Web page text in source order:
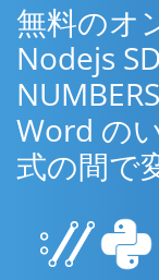
無料のオ
Nodejs
Word の
式の間で